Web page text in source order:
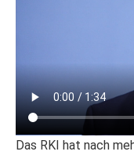
Das RKI hat nach